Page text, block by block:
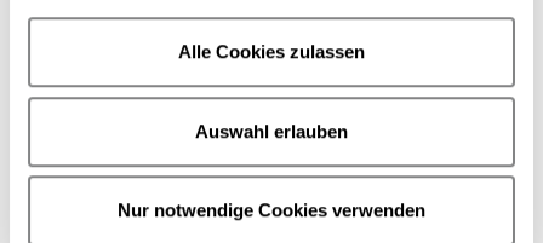
Alle Cookies zulassen
Auswahl erlauben
Nur notwendige Cookies verwenden